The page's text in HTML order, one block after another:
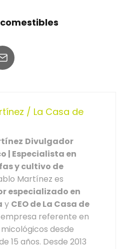
/ La Casa de
Divulgador
| Especialista en
y cultivo de
Martínez es
especializado en
y CEO de La Casa de
empresa referente en
desde
15 años. Desde 2013